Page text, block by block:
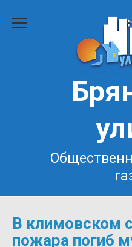
В климовском
пожара погиб